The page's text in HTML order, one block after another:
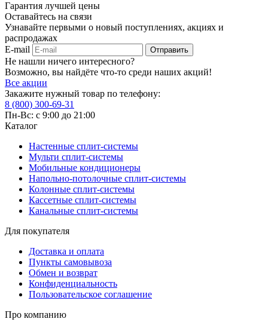
Гарантия лучшей цены
Оставайтесь на связи
Узнавайте первыми о новый поступлениях, акциях и
распродажах
E-mail
Отправить
Не нашли ничего интересного?
Возможно, вы найдёте что-то среди наших акций!
Все акции
Закажите нужный товар по телефону:
8 (800) 300-69-31
Пн-Вс: с 9:00 до 21:00
Каталог
Настенные сплит-системы
Мульти сплит-системы
Мобильные кондиционеры
Напольно-потолочные сплит-системы
Колонные сплит-системы
Кассетные сплит-системы
Канальные сплит-системы
Для покупателя
Доставка и оплата
Пункты самовывоза
Обмен и возврат
Конфиденциальность
Пользовательское соглашение
Про компанию